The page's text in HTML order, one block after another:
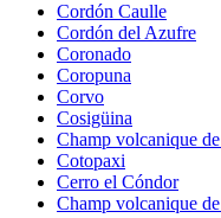
Cordón Caulle
Cordón del Azufre
Coronado
Coropuna
Corvo
Cosigüina
Champ volcanique
Cotopaxi
Cerro el Cóndor
Champ volcanique